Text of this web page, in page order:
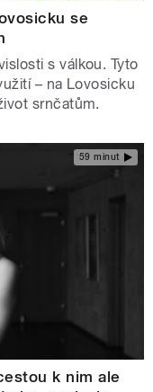
se
s válkou. Tyto
– na Lovosicku
srnčatům.
59 minut
k nim ale